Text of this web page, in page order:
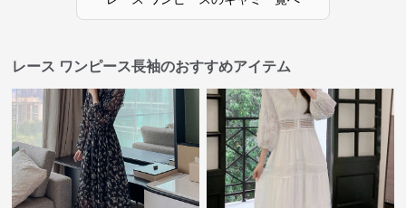
レース ワンピース長袖のおすすめアイテム